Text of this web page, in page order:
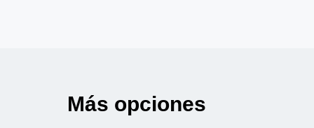
Más opciones